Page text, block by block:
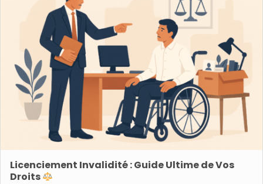
Licenciement Invalidité : Guide Ultime de Vos
Droits